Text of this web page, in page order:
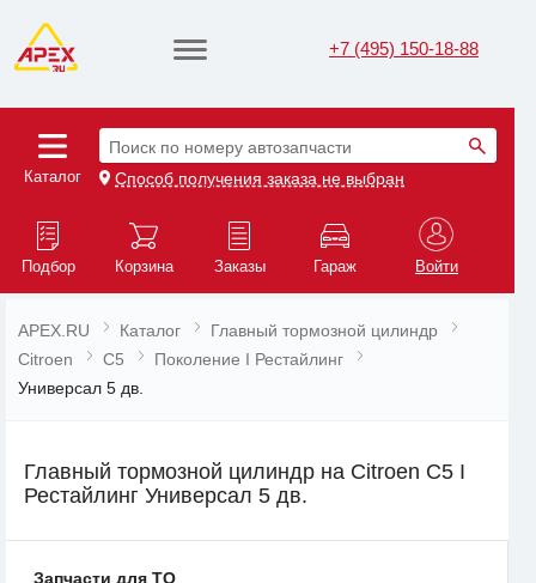
+7 (495) 150-18-88
Каталог
Поиск по номеру автозапчасти
Способ получения заказа не выбран
Подбор Корзина Заказы Гараж Войти
APEX.RU Каталог
Главный тормозной цилиндр
Citroen
C5
Поколение I Рестайлинг
Универсал 5 дв.
Главный тормозной цилиндр на Citroen C5 I
Рестайлинг Универсал 5 дв.
Запчасти для ТО